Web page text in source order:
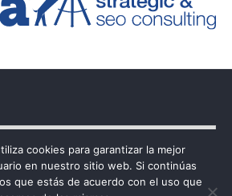
cookies para garantizar la mejor
en nuestro sitio web. Si continúas
que estás de acuerdo con el uso que